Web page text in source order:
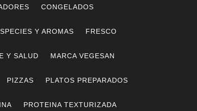
CONGELADOS
Y AROMAS FRESCO
Y SALUD MARCA VEGESAN
PIZZAS PLATOS PREPARADOS
PROTEINA TEXTURIZADA